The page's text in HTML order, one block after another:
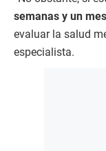
semanas y un mes
evaluar la salud
especialista.